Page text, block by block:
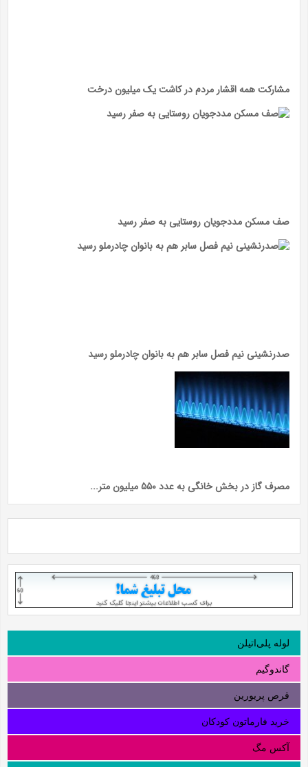
مشارکت همه اقشار مردم در کاشت یک میلیون درخت
صف مسکن مددجویان روستایی به صفر رسید
صدرنشینی نیم فصل سابر هم به بانوان چادرملو رسید
مصرف گاز در بخش خانگی به عدد ۵۵۰ میلیون متر...
لوله‌ پلی‌اتیلن
گاندوگیم
قرص پریورین
خرید فارماتون کودکان
آکس مگ